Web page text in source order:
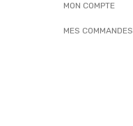
MON COMPTE
MES COMMANDES